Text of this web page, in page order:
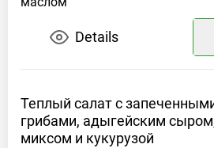
Details
Теплый салат с
грибами, адыгейским
миксом и кукурузой